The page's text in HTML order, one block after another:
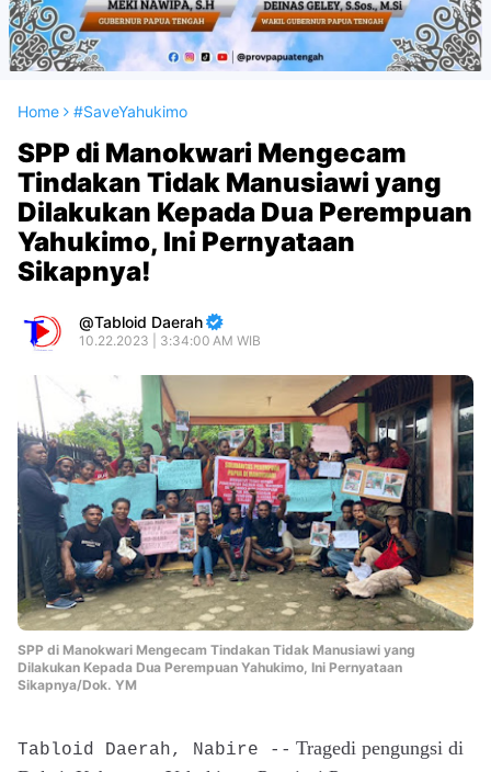
Home #SaveYahukimo
SPP di Manokwari Mengecam
Tindakan Tidak Manusiawi yang
Dilakukan Kepada Dua Perempuan
Yahukimo, Ini Pernyataan
Sikapnya!
Tabloid Daerah
10.22.2023 | 3:34:00 AM WIB
SPP di Manokwari Mengecam Tindakan Tidak Manusiawi yang
Dilakukan Kepada Dua Perempuan Yahukimo, Ini Pernyataan
Sikapnya/Dok. YM
Tabloid Daerah, Nabire -- Tragedi pengungsi di